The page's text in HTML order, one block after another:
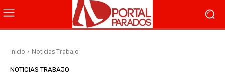
Inicio Noticias Trabajo
NOTICIAS TRABAJO